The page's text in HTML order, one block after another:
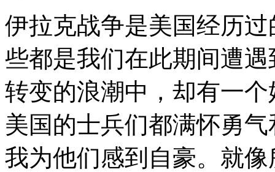
伊拉克战争是美国经历
些都是我们在此期间遭
转变的浪潮中，却有一
美国的士兵们都满怀勇
我为他们感到自豪。就